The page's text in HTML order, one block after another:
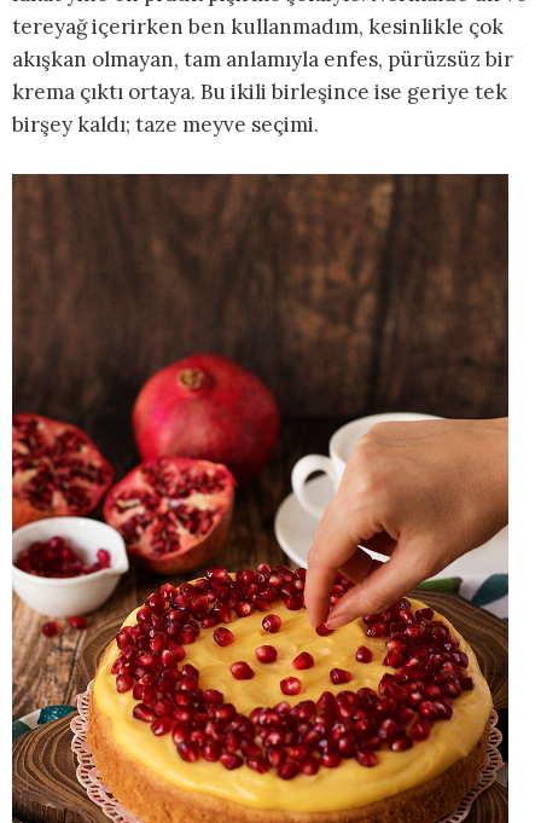
tereyağ içerirken ben kullanmadım, kesinlikle çok
akışkan olmayan, tam anlamıyla enfes, pürüzsüz bir
krema çıktı ortaya. Bu ikili birleşince ise geriye tek
birşey kaldı; taze meyve seçimi.